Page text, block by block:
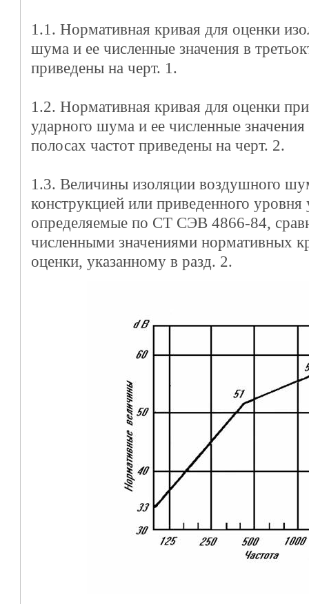
1.1. Нормативная кривая для оценки
шума и ее численные значения в
приведены на черт. 1.
1.2. Нормативная кривая для оценки
ударного шума и ее численные значения
полосах частот приведены на черт. 2.
1.3. Величины изоляции воздушного
конструкцией или приведенного
определяемые по СТ СЭВ 4866-84,
численными значениями нормативных
оценки, указанному в разд. 2.